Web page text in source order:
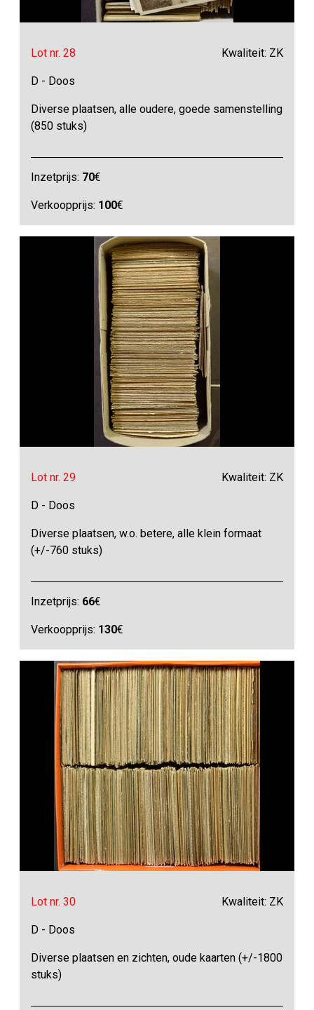
Lot nr. 28 Kwaliteit: ZK
D - Doos
Diverse plaatsen, alle oudere, goede samenstelling
(850 stuks)
Inzetprijs: 70€
Verkoopprijs: 100€
Lot nr. 29 Kwaliteit: ZK
D - Doos
Diverse plaatsen, w.o. betere, alle klein formaat
(+/-760 stuks)
Inzetprijs: 66€
Verkoopprijs: 130€
Lot nr. 30 Kwaliteit: ZK
D - Doos
Diverse plaatsen en zichten, oude kaarten (+/-1800
stuks)